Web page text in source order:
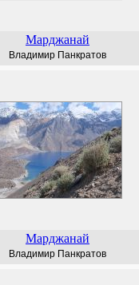
Марджанай
Владимир Панкратов
Марджанай
Владимир Панкратов